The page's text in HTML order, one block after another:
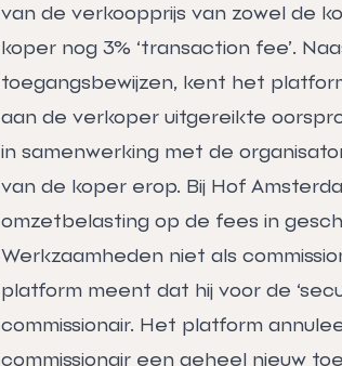
van de verkoopprijs van zowel de
koper nog 3% ‘transaction fee’.
toegangsbewijzen, kent het
aan de verkoper uitgereikte
in samenwerking met de
van de koper erop. Bij Hof
omzetbelasting op de fees in
Werkzaamheden niet als
platform meent dat hij voor de
commissionair. Het platform
commissionair een geheel nieuw